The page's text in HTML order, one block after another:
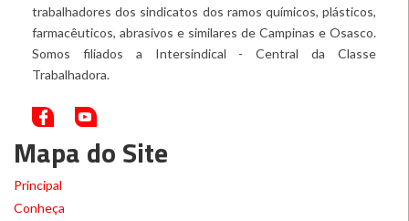
trabalhadores dos sindicatos dos ramos químicos, plásticos,
farmacêuticos, abrasivos e similares de Campinas e Osasco.
Somos filiados a Intersindical - Central da Classe
Trabalhadora.
Mapa do Site
Principal
Conheça